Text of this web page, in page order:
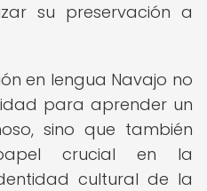
su preservación a
en lengua Navajo no
para aprender un
sino que también
crucial en la
cultural de la